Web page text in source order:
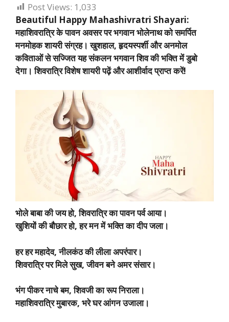
Post Views: 1,033
Beautiful Happy Mahashivratri Shayari:
महाशिवरात्रि के पावन अवसर पर भगवान भोलेनाथ को समर्पित
मनमोहक शायरी संग्रह। खुशहाल, हृदयस्पर्शी और अनमोल
कविताओं से सज्जित यह संकलन भगवान शिव की भक्ति में डुबो
देगा। शिवरात्रि विशेष शायरी पढ़ें और आशीर्वाद प्राप्त करें!
भोले बाबा की जय हो, शिवरात्रि का पावन पर्व आया।
खुशियों की बौछार हो, हर मन में भक्ति का दीप जला।
हर हर महादेव, नीलकंठ की लीला अपरंपार।
शिवरात्रि पर मिले सुख, जीवन बने अमर संसार।
भंग पीकर नाचे बम, शिवजी का रूप निराला।
महाशिवरात्रि मुबारक, भरे घर आंगन उजाला।